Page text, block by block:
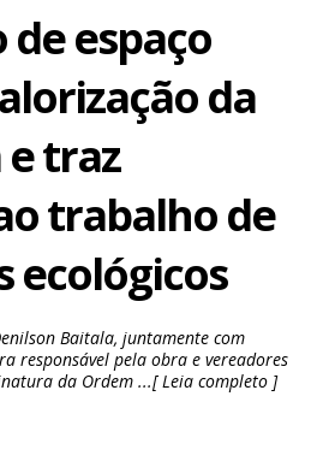
espaço
da
traz
trabalho de
ecológicos
Baitala, juntamente com
responsável pela obra e vereadores
da Ordem ...[ Leia completo ]